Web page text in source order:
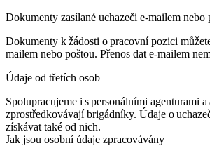
Dokumenty zasílané uchazeči e-mailem nebo
Dokumenty k žádosti o pracovní pozici
mailem nebo poštou. Přenos dat e-mailem
Údaje od třetích osob
Spolupracujeme i s personálními agenturami
zprostředkovávají brigádníky. Údaje o
získávat také od nich.
Jak jsou osobní údaje zpracovávány